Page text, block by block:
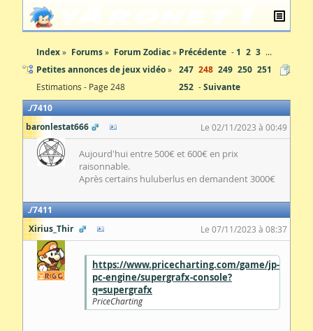
Index Forums
Forum Zodiac
Petites annonces de jeux vidéo
Estimations - Page 248
Précédente 1 2 3 ...
247 248 249 250 251
252
Suivante
7410
baronlestat666
Le 02/11/2023 à 00:49
Aujourd'hui entre 500€ et 600€ en prix
raisonnable.
Après certains huluberlus en demandent 3000€
7411
Xirius_Thir
Le 07/11/2023 à 08:37
https://www.pricecharting.com/game/jp-
pc-engine/supergrafx-console?
q=supergrafx
PriceCharting